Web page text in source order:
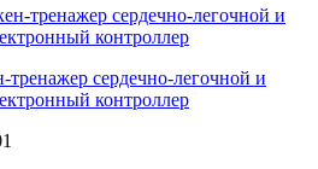
сердечно-легочной и
контроллер